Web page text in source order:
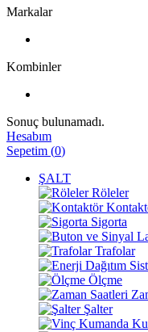
Markalar
Kombinler
Sonuç bulunamadı.
Hesabım
Sepetim (0)
ŞALT
Röleler
Sigorta
Trafolar
Ölçme
Şalter